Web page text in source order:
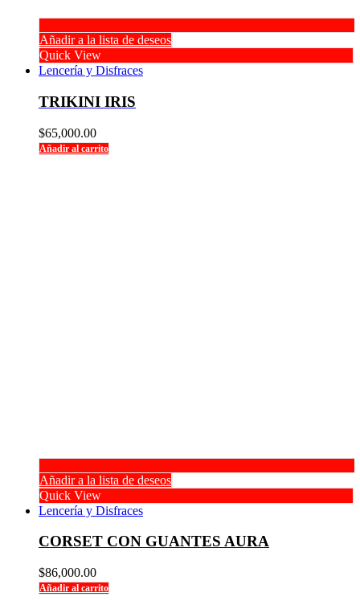
Añadir a la lista de deseos
Quick View
Lencería y Disfraces
TRIKINI IRIS
$65,000.00
Añadir al carrito
Añadir a la lista de deseos
Quick View
Lencería y Disfraces
CORSET CON GUANTES AURA
$86,000.00
Añadir al carrito